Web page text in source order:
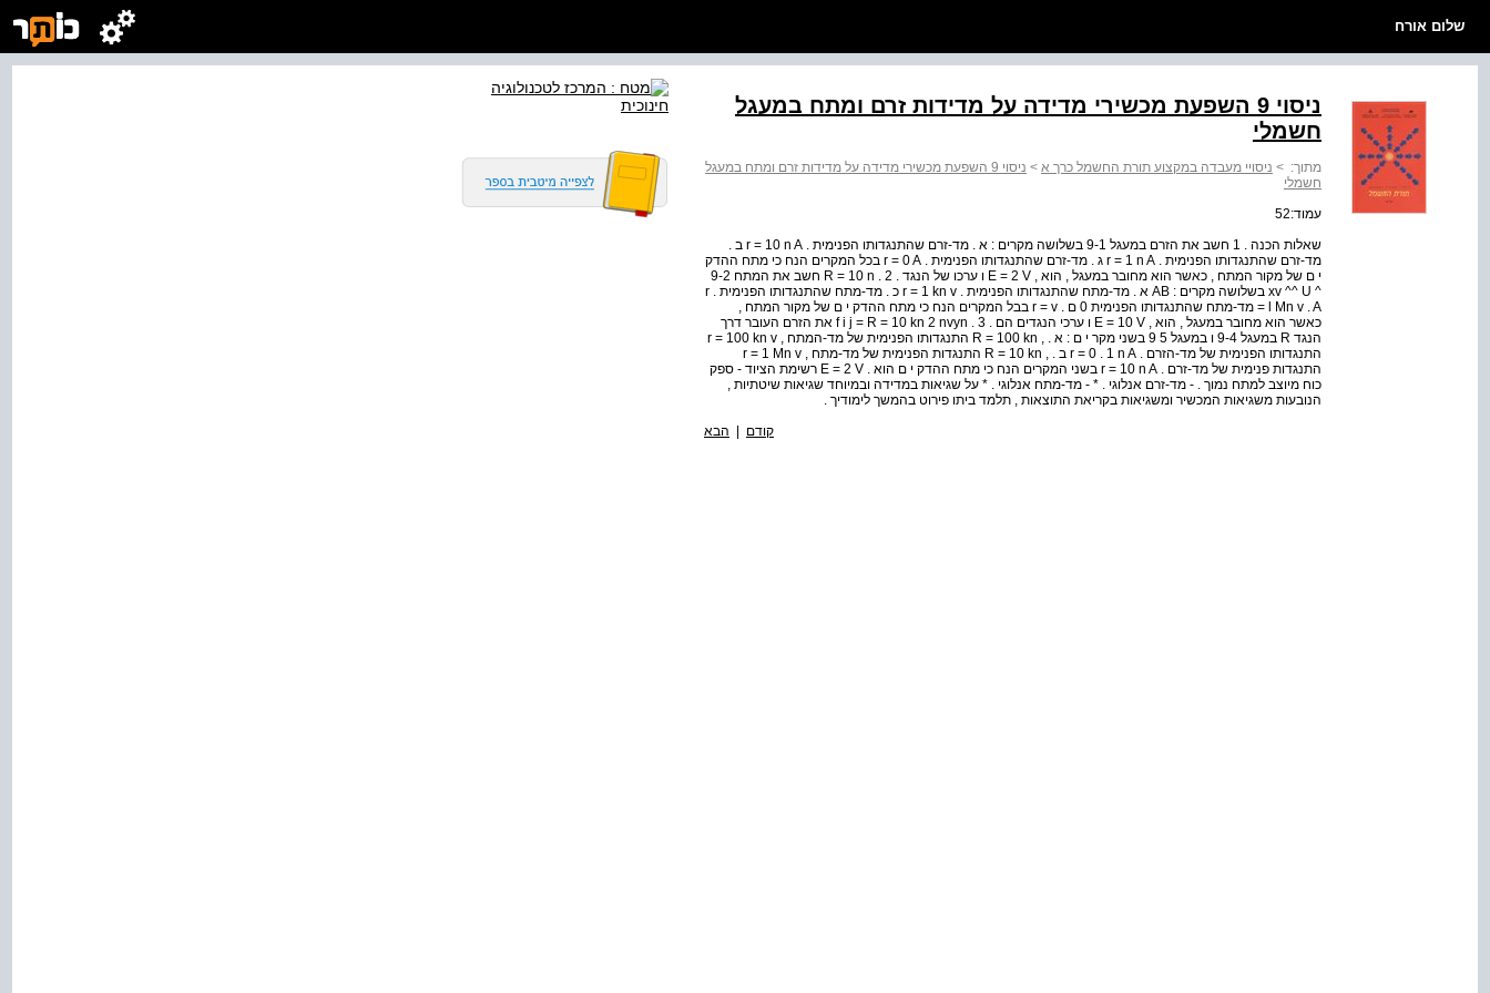
שלום אורח
ניסוי 9 השפעת מכשירי מדידה על מדידות זרם ומתח במעגל
חשמלי
מתוך: > ניסויי מעבדה במקצוע תורת החשמל כרך א >
ניסוי 9 השפעת מכשירי מדידה על מדידות זרם ומתח במעגל
חשמלי
עמוד:52
שאלות הכנה . 1 חשב את הזרם במעגל 9-1 בשלושה מקרים : א . מד-זרם שהתנגדותו הפנימית . r = 10 n A ב .
מד-זרם שהתנגדותו הפנימית . r = 1 n A ג . מד-זרם שהתנגדותו הפנימית . r = 0 A בכל המקרים הנח כי מתח ההדק
י ם של מקור המתח , כאשר הוא מחובר במעגל , הוא , E = 2 V ו ערכו של הנגד . R = 10 n . 2 חשב את המתח 9-2
^ xv ^^ U בשלושה מקרים : AB א . מד-מתח שהתנגדותו הפנימית . r = 1 kn v כ . מד-מתח שהתנגדותו הפנימית . r
= l Mn v . A מד-מתח שהתנגדותו הפנימית 0 ם . r = v בבל המקרים הנח כי מתח ההדק י ם של מקור המתח ,
כאשר הוא מחובר במעגל , הוא , E = 10 V ו ערכי הנגדים הם . f i j = R = 10 kn 2 nvyn . 3 את הזרם העובר דרך
הנגד R במעגל 9-4 ו במעגל 5 9 בשני מקר י ם : א . , R = 100 kn התנגדותו הפנימית של מד-המתח , r = 100 kn v
התנגדותו הפנימית של מד-הזרם . r = 0 . 1 n A ב . , R = 10 kn התנגדות הפנימית של מד-מתח , r = 1 Mn v
התנגדות פנימית של מד-זרם . r = 10 n A בשני המקרים הנח כי מתח ההדק י ם הוא . E = 2 V רשימת הציוד - ספק
כוח מיוצב למתח נמוך . - מד-זרם אנלוגי . * - מד-מתח אנלוגי . * על שגיאות במדידה ובמיוחד שגיאות שיטתיות ,
הנובעות משגיאות המכשיר ומשגיאות בקריאת התוצאות , תלמד ביתו פירוט בהמשך לימודיך .
קודם | הבא